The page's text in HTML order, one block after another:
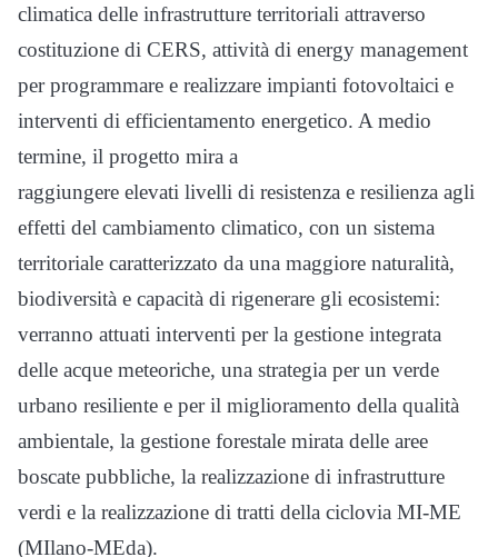
climatica delle infrastrutture territoriali attraverso
costituzione di CERS, attività di energy management
per programmare e realizzare impianti fotovoltaici e
interventi di efficientamento energetico. A medio
termine, il progetto mira a
raggiungere elevati livelli di resistenza e resilienza agli
effetti del cambiamento climatico, con un sistema
territoriale caratterizzato da una maggiore naturalità,
biodiversità e capacità di rigenerare gli ecosistemi:
verranno attuati interventi per la gestione integrata
delle acque meteoriche, una strategia per un verde
urbano resiliente e per il miglioramento della qualità
ambientale, la gestione forestale mirata delle aree
boscate pubbliche, la realizzazione di infrastrutture
verdi e la realizzazione di tratti della ciclovia MI-ME
(MIlano-MEda).